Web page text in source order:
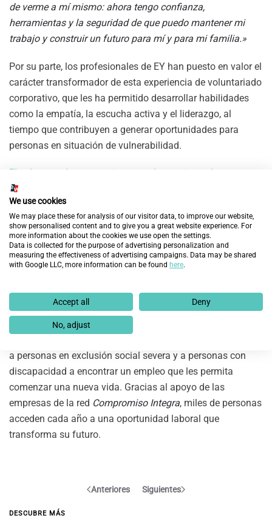
de verme a mí mismo: ahora tengo confianza,
herramientas y la seguridad de que puedo mantener mi
trabajo y construir un futuro para mí y para mi familia.»
Por su parte, los profesionales de EY han puesto en valor el
carácter transformador de esta experiencia de voluntariado
corporativo, que les ha permitido desarrollar habilidades
como la empatía, la escucha activa y el liderazgo, al
tiempo que contribuyen a generar oportunidades para
personas en situación de vulnerabilidad.
El voluntariado corporativo como herramienta de
transformación social
La experiencia desarrollada junto a EY pone de manifiesto
el papel del voluntariado corporativo como herramienta
para impulsar la integración social y laboral. A través de la
implicación directa de los profesionales, las empresas
contribuyen a construir entornos más diversos, inclusivos y
sostenibles.
a personas en exclusión social severa y a personas con
discapacidad a encontrar un empleo que les permita
comenzar una nueva vida. Gracias al apoyo de las
empresas de la red Compromiso Integra, miles de personas
acceden cada año a una oportunidad laboral que
transforma su futuro.
Anteriores Siguientes
DESCUBRE MÁS
We use cookies
We may place these for analysis of our visitor data, to improve our website,
show personalised content and to give you a great website experience. For
more information about the cookies we use open the settings.
Data is collected for the purpose of advertising personalization and
measuring the effectiveness of advertising campaigns. Data may be shared
with Google LLC, more information can be found here.
Accept all Deny
No, adjust